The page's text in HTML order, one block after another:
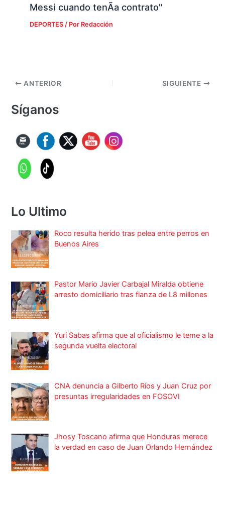
Messi cuando tenÃ­a contrato"
DEPORTES/ Por Redacción
ANTERIOR SIGUIENTE
Síganos
Lo Ultimo
Roco resulta herido tras pelea entre perros en
Buenos Aires
Pastor Mario Javier Carbajal Miralda obtiene
arresto domiciliario tras fianza de L8 millones
Yuri Sabas afirma que al oficialismo le teme a la
segunda vuelta electoral
CNA denuncia a Gilberto Ríos y Juan Cruz por
presuntas irregularidades en FOSOVI
Jhosy Toscano afirma que Honduras merece
la verdad en caso de Juan Orlando Hernández